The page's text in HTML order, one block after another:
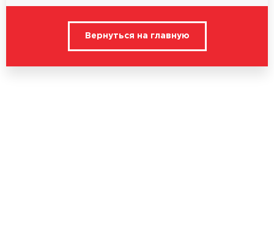
Вернуться на главную